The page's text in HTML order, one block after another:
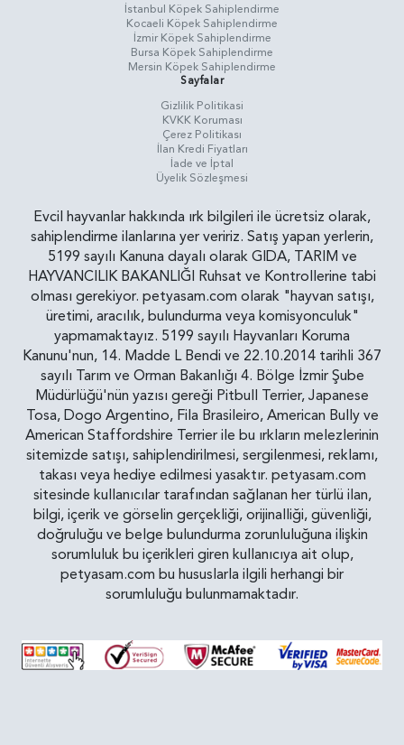
İstanbul Köpek Sahiplendirme
Kocaeli Köpek Sahiplendirme
İzmir Köpek Sahiplendirme
Bursa Köpek Sahiplendirme
Mersin Köpek Sahiplendirme
Sayfalar
Gizlilik Politikasi
KVKK Koruması
Çerez Politikası
İlan Kredi Fiyatları
İade ve İptal
Üyelik Sözleşmesi
Evcil hayvanlar hakkında ırk bilgileri ile ücretsiz olarak,
sahiplendirme ilanlarına yer veririz. Satış yapan yerlerin,
5199 sayılı Kanuna dayalı olarak GIDA, TARIM ve
HAYVANCILIK BAKANLIĞI Ruhsat ve Kontrollerine tabi
olması gerekiyor. petyasam.com olarak "hayvan satışı,
üretimi, aracılık, bulundurma veya komisyonculuk"
yapmamaktayız. 5199 sayılı Hayvanları Koruma
Kanunu'nun, 14. Madde L Bendi ve 22.10.2014 tarihli 367
sayılı Tarım ve Orman Bakanlığı 4. Bölge İzmir Şube
Müdürlüğü'nün yazısı gereği Pitbull Terrier, Japanese
Tosa, Dogo Argentino, Fila Brasileiro, American Bully ve
American Staffordshire Terrier ile bu ırkların melezlerinin
sitemizde satışı, sahiplendirilmesi, sergilenmesi, reklamı,
takası veya hediye edilmesi yasaktır. petyasam.com
sitesinde kullanıcılar tarafından sağlanan her türlü ilan,
bilgi, içerik ve görselin gerçekliği, orijinalliği, güvenliği,
doğruluğu ve belge bulundurma zorunluluğuna ilişkin
sorumluluk bu içerikleri giren kullanıcıya ait olup,
petyasam.com bu hususlarla ilgili herhangi bir
sorumluluğu bulunmamaktadır.